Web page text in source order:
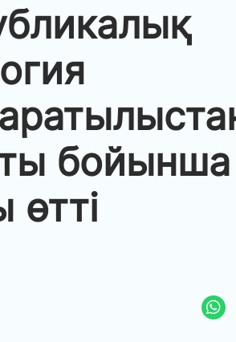
бойынша